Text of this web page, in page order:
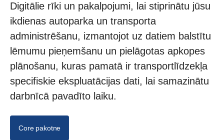
Digitālie rīki un pakalpojumi, lai stiprinātu jūsu
ikdienas autoparka un transporta
administrēšanu, izmantojot uz datiem balstītu
lēmumu pieņemšanu un pielāgotas apkopes
plānošanu, kuras pamatā ir transportlīdzekļa
specifiskie ekspluatācijas dati, lai samazinātu
darbnīcā pavadīto laiku.
Core pakotne